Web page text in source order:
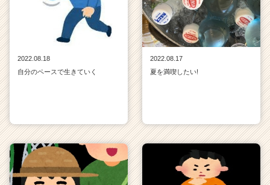
2022.08.18
自分のペースで生きていく
2022.08.17
夏を満喫したい!